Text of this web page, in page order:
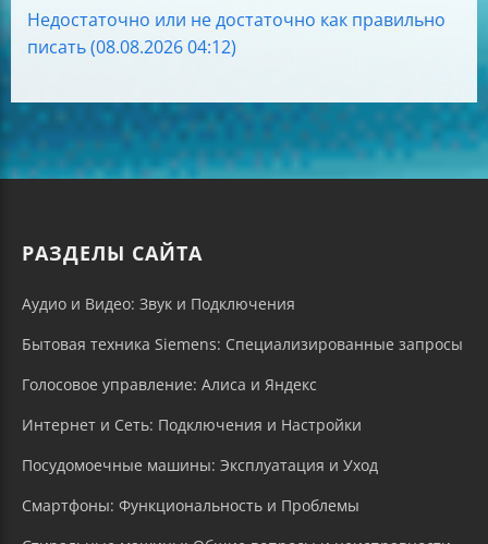
Недостаточно или не достаточно как правильно
писать (08.08.2026 04:12)
РАЗДЕЛЫ САЙТА
Аудио и Видео: Звук и Подключения
Бытовая техника Siemens: Специализированные запросы
Голосовое управление: Алиса и Яндекс
Интернет и Сеть: Подключения и Настройки
Посудомоечные машины: Эксплуатация и Уход
Смартфоны: Функциональность и Проблемы